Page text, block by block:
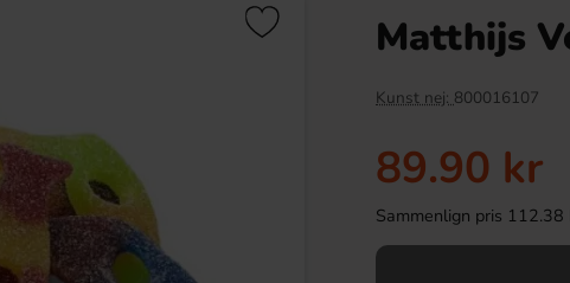
Matthijs
Kunst nej: 800016107
89.90 kr
Sammenlign pris